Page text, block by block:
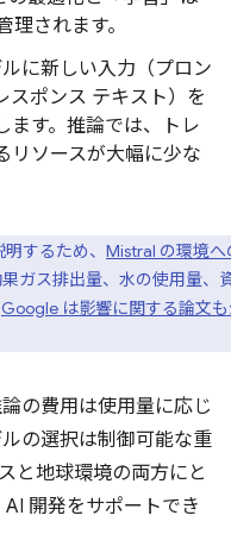
されます。
に新しい入力（プロン
スポンス テキスト）を
ます。推論では、トレ
リソースが大幅に少な
するため、 Mistral の環境へ
ガス排出量、水の使用量、
Google は影響に関する論文
の費用は使用量に応じ
の選択は制御可能な重
と地球環境の両方にと
開発をサポートでき